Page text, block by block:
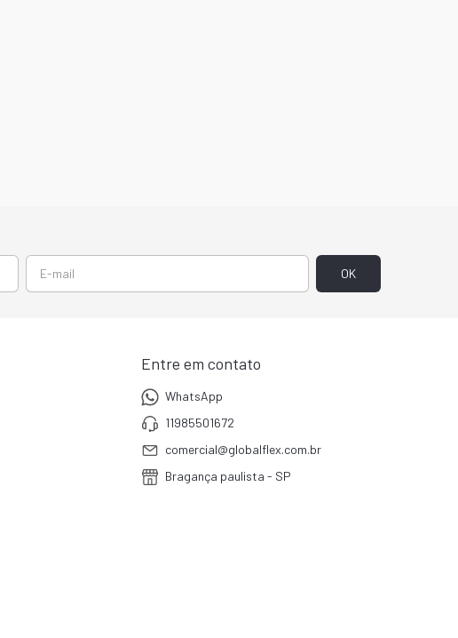
Entre em contato
WhatsApp
11985501672
comercial@globalflex.com.br
Bragança paulista - SP